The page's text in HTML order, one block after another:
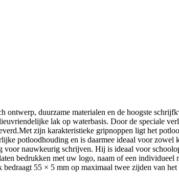
duurzame materialen en de hoogste
lak op waterbasis. Door de speciale
zijn karakteristieke gripnoppen ligt het
potloodhouding en is daarmee ideaal voor zowel
nauwkeurig schrijven. Hij is ideaal voor
bedrukken met uw logo, naam of een
55 × 5 mm op maximaal twee zijden van